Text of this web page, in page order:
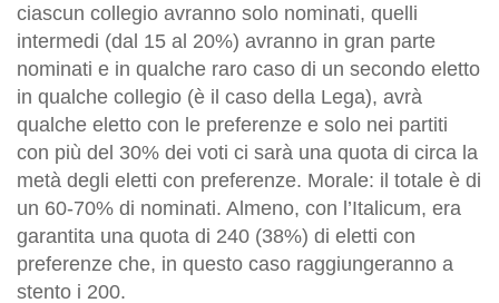
ciascun collegio avranno solo nominati, quelli
intermedi (dal 15 al 20%) avranno in gran parte
nominati e in qualche raro caso di un secondo eletto
in qualche collegio (è il caso della Lega), avrà
qualche eletto con le preferenze e solo nei partiti
con più del 30% dei voti ci sarà una quota di circa la
metà degli eletti con preferenze. Morale: il totale è di
un 60-70% di nominati. Almeno, con l’Italicum, era
garantita una quota di 240 (38%) di eletti con
preferenze che, in questo caso raggiungeranno a
stento i 200.